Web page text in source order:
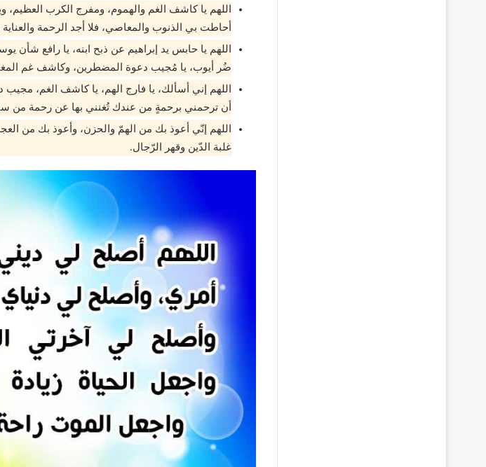
اللهم يا كاشف الغم والهموم، ومفرج الكرب العظيم،
أحاطت بي الذنوب والمعاصي، فلا أجد الرحمة
اللهم يا حابس يد إبراهيم عن ذبح ابنه، يا رافع
ضُر أيوب، يا مُجيب دعوة المضطرين، وكاشف غم
اللهم إني أسألك، يا فارج الهم، يا كاشف الغم،
أن ترحمني برحمةٍ من عندك تُغنني بها عن رحمة من
اللهم إنّي أعوذ بك من الهمّ والحزن، وأعوذ بك من
غلبة الدّين وقهر الرّجال.